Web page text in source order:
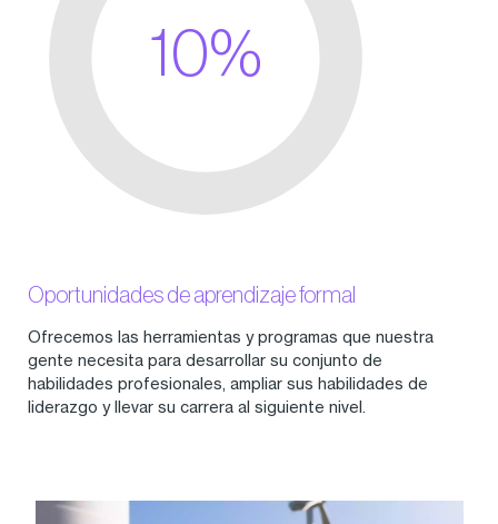
10%
Oportunidades de aprendizaje formal
Ofrecemos las herramientas y programas que nuestra
gente necesita para desarrollar su conjunto de
habilidades profesionales, ampliar sus habilidades de
liderazgo y llevar su carrera al siguiente nivel.